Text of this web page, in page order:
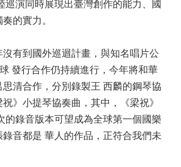
巡演同時展現出臺灣創作的能力、國
的實力。
到國外巡迴計畫，與知名唱片公
發行合作仍持續進行，今年將和華
思清合作，分別錄製王 西麟的鋼琴協
》小提琴協奏曲，其中，《梁祝》
的錄音版本可望成為全球第一個國樂
錄音都是 華人的作品，正符合我們未